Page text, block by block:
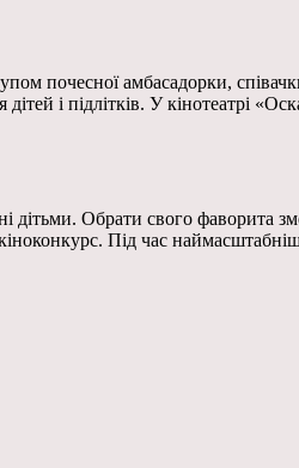
почесної амбасадорки,
і підлітків. У кінотеатрі
дітьми. Обрати свого фаворита
Під час